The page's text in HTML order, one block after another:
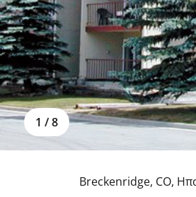
1 / 8
Breckenridge, CO,